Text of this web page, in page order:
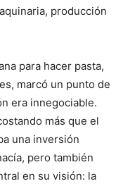
producción
para hacer pasta,
marcó un punto de
era innegociable.
más que el
una inversión
pero también
en su visión: la